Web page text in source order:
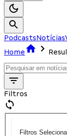
PodcastsNotícias
Home
Filtros
Filtros